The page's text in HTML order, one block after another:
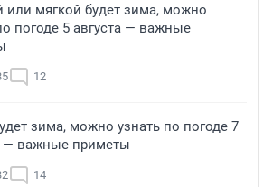
или мягкой будет зима, можно
погоде 5 августа — важные
12
зима, можно узнать по погоде 7
— важные приметы
14